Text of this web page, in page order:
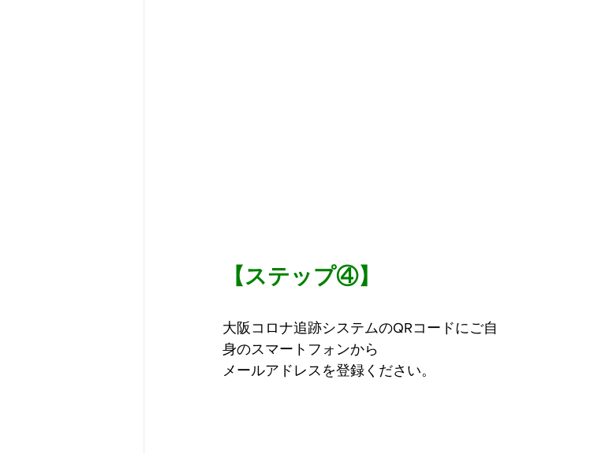
【ステップ④】
大阪コロナ追跡システムのQRコードにご自
身のスマートフォンから
メールアドレスを登録ください。